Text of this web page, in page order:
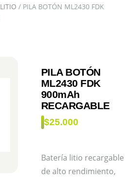
LITIO / PILA BOTÓN ML2430 FDK
PILA BOTÓN
ML2430 FDK
900mAh
RECARGABLE
$25.000
Batería litio recargable
de alto rendimiento,